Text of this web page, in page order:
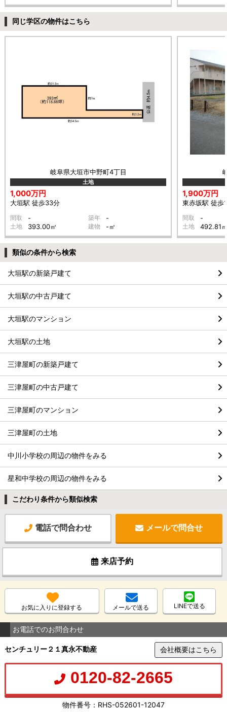
同じ学区の物件はこちら
岐阜県大垣市中野町4丁目
土地
1,000万円
大垣駅 徒歩33分
間取 - 築年 -
土地 393.00㎡ 建物 -㎡
1,900万円
東赤坂駅 徒歩
間取 -
土地 492.81
類似の条件から検索
大垣駅の新築戸建て
大垣駅の中古戸建て
大垣駅のマンション
大垣駅の土地
三津屋町の新築戸建て
三津屋町の中古戸建て
三津屋町のマンション
三津屋町の土地
中川小学校の周辺の物件をみる
星和中学校の周辺の物件をみる
こだわり条件から類似検索
電話で問合わせ メールで問合せ
来店予約
お気に入りに登録する メールで送る LINEで送る
お電話でのお問合わせ
センチュリー２１真永不動産 会社概要はこちら
0120-82-2665
物件番号：RHS-052601-12047